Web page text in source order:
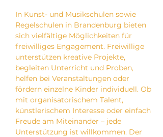
In Kunst- und Musikschulen sowie
Regelschulen in Brandenburg bieten
sich vielfältige Möglichkeiten für
freiwilliges Engagement. Freiwillige
unterstützen kreative Projekte,
begleiten Unterricht und Proben,
helfen bei Veranstaltungen oder
fördern einzelne Kinder individuell. Ob
mit organisatorischem Talent,
künstlerischem Interesse oder einfach
Freude am Miteinander – jede
Unterstützung ist willkommen. Der